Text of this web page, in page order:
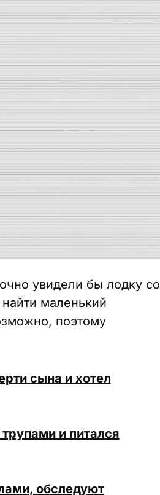
увидели бы лодку со
маленький
поэтому
сына и хотел
и питался
обследуют